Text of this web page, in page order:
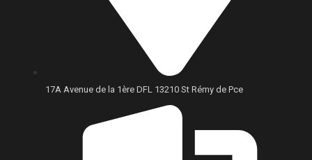
17A Avenue de la 1ère DFL 13210 St Rémy de Pce